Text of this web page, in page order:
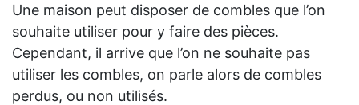
Une maison peut disposer de combles que l’on
souhaite utiliser pour y faire des pièces.
Cependant, il arrive que l’on ne souhaite pas
utiliser les combles, on parle alors de combles
perdus, ou non utilisés.